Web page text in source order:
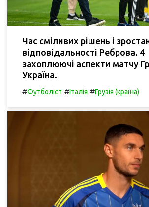
Час сміливих рішень і
відповідальності Реброва. 4
захоплюючі аспекти матчу
Україна.
#Футболіст #Італія #Грузія (країна)